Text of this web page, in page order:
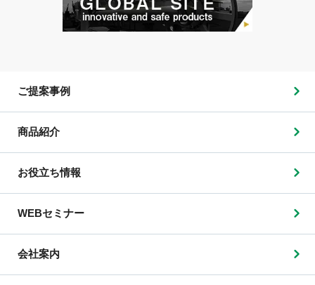
ご提案事例
商品紹介
お役立ち情報
WEBセミナー
会社案内